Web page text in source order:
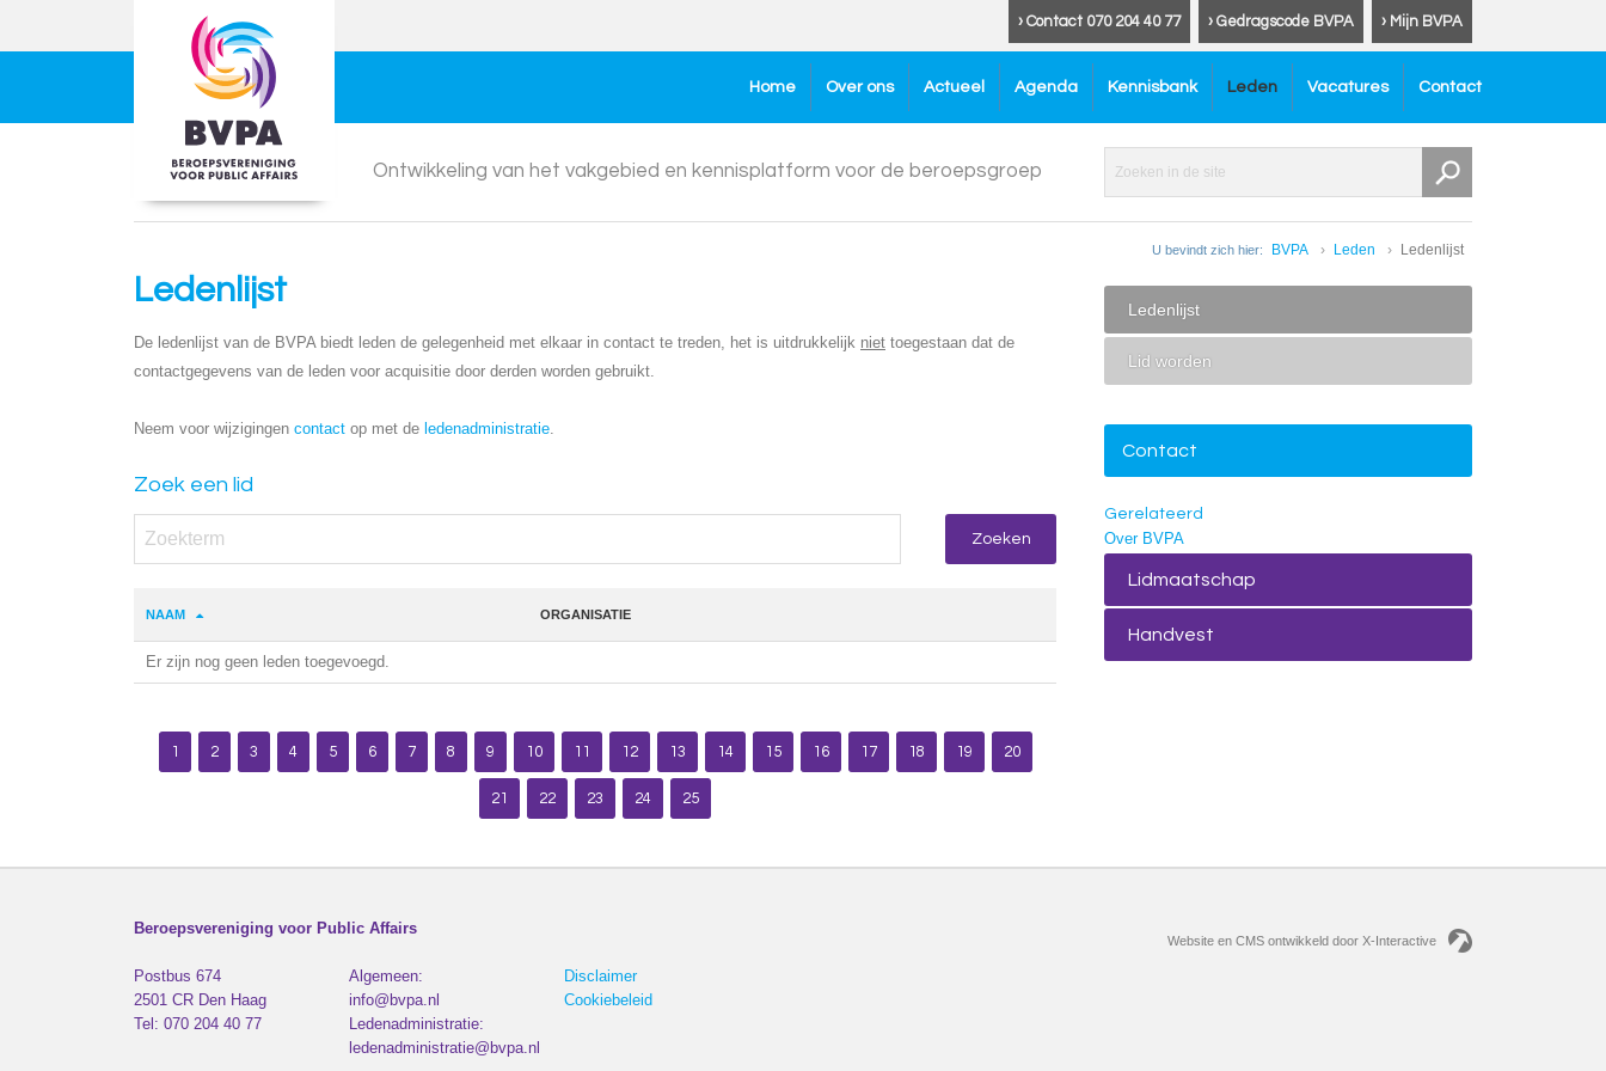
› Mijn BVPA
› Gedragscode BVPA
› Contact 070 204 40 77
Home Over ons Actueel Agenda Kennisbank Leden Vacatures Contact
Ontwikkeling van het vakgebied en kennisplatform voor de beroepsgroep
U bevindt zich hier: BVPA Leden Ledenlijst
Ledenlijst
De ledenlijst van de BVPA biedt leden de gelegenheid met elkaar in contact te treden, het is uitdrukkelijk niet toegestaan dat de
contactgegevens van de leden voor acquisitie door derden worden gebruikt.
Neem voor wijzigingen contact op met de ledenadministratie.
Zoek een lid
NAAM ORGANISATIE
Er zijn nog geen leden toegevoegd.
1 2 3 4 5 6 7 8 9 10 11 12 13 14 15 16 17 18 19 20
21 22 23 24 25
Ledenlijst
Lid worden
Contact
Gerelateerd
Over BVPA
Lidmaatschap
Handvest
Beroepsvereniging voor Public Affairs
Postbus 674
2501 CR Den Haag
Tel: 070 204 40 77
Algemeen:
info@bvpa.nl
Ledenadministratie:
ledenadministratie@bvpa.nl
Disclaimer
Cookiebeleid
Website en CMS ontwikkeld door X-Interactive